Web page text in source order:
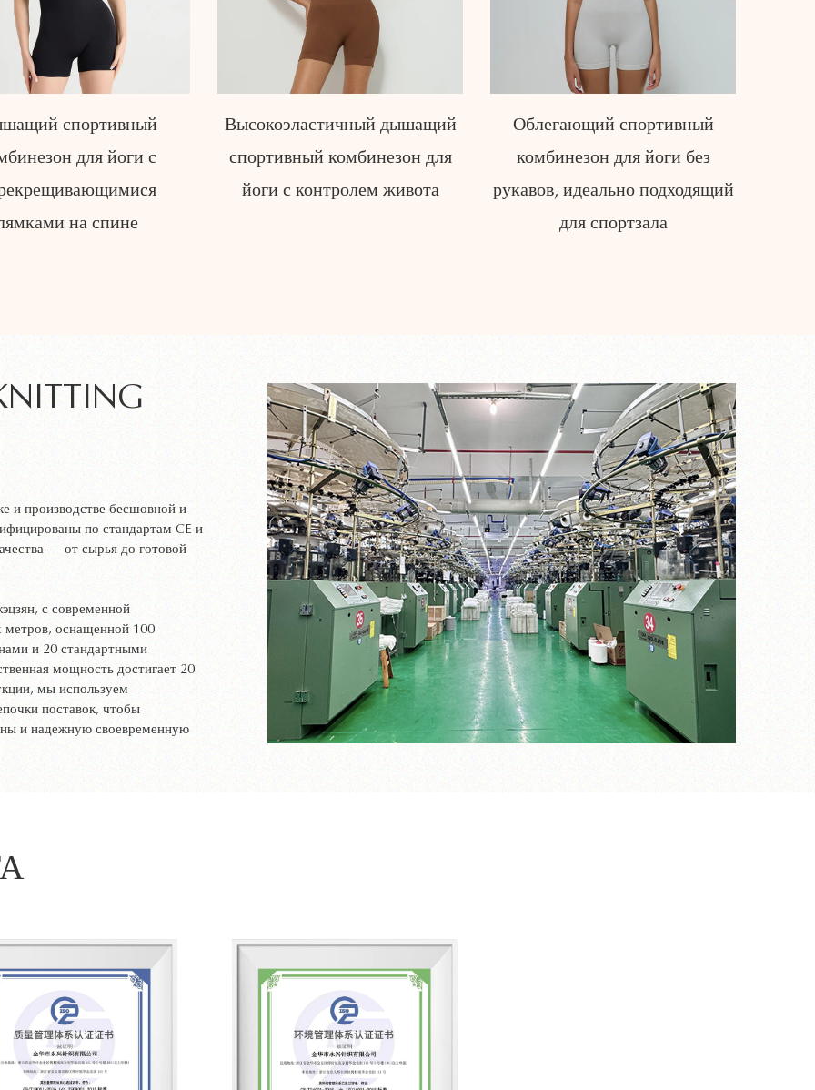
дышащий
комбинезон для
с контролем живота
Облегающий спортивный
комбинезон для йоги без
рукавов, идеально подходящий
Спортивный комбинезон для
йоги с контролем живота
и производстве бесшовной и
по стандартам CE и
— от сырья до готовой
с современной
метров, оснащенной 100
и 20 стандартными
мощность достигает 20
мы используем
поставок, чтобы
и надежную своевременную